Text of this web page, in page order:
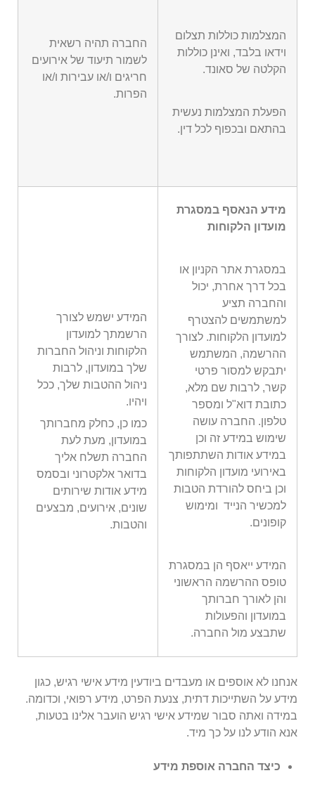
המצלמות כוללות תצלום
וידאו בלבד, ואינן כוללות
הקלטה של סאונד.
הפעלת המצלמות נעשית
בהתאם ובכפוף לכל דין.
החברה תהיה רשאית
לשמור תיעוד של אירועים
חריגים ו/או עבירות ו/או
הפרות.
מידע הנאסף במסגרת
מועדון הלקוחות
במסגרת אתר הקניון או
בכל דרך אחרת, יכול
והחברה תציע
למשתמשים להצטרף
למועדון הלקוחות. לצורך
ההרשמה, המשתמש
יתבקש למסור פרטי
קשר, לרבות שם מלא,
כתובת דוא"ל ומספר
טלפון. החברה עושה
שימוש במידע זה וכן
במידע אודות השתתפותך
באירועי מועדון הלקוחות
וכן ביחס להורדת הטבות
למכשיר הנייד ומימוש
קופונים.
המידע ייאסף הן במסגרת
טופס ההרשמה הראשוני
והן לאורך חברותך
במועדון והפעולות
שתבצע מול החברה.
המידע ישמש לצורך
הרשמתך למועדון
הלקוחות וניהול החברות
שלך במועדון, לרבות
ניהול ההטבות שלך, ככל
ויהיו.
כמו כן, כחלק מחברותך
במועדון, מעת לעת
החברה תשלח אליך
בדואר אלקטרוני ובסמס
מידע אודות שירותים
שונים, אירועים, מבצעים
והטבות.
אנחנו לא אוספים או מעבדים ביודעין מידע אישי רגיש, כגון
מידע על השתייכות דתית, צנעת הפרט, מידע רפואי, וכדומה.
במידה ואתה סבור שמידע אישי רגיש הועבר אלינו בטעות,
אנא הודע לנו על כך מיד.
כיצד החברה אוספת מידע